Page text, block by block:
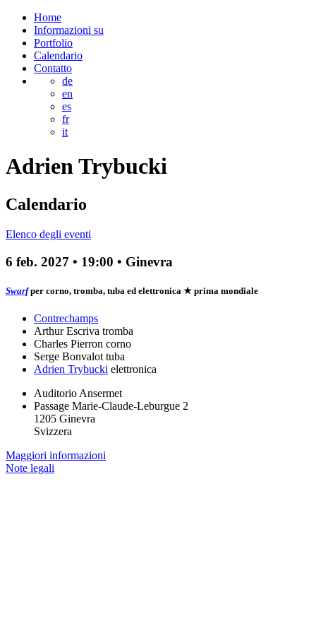
Home
Informazioni su
Portfolio
Calendario
Contatto
de
en
es
fr
it
AdrienTrybucki
Calendario
Elenco degli eventi
6 feb. 2027 • 19:00 • Ginevra
Swarf per corno, tromba, tuba ed elettronica ★ prima mondiale
Contrechamps
Arthur Escriva tromba
Charles Pierron corno
Serge Bonvalot tuba
Adrien Trybucki elettronica
Auditorio Ansermet
Passage Marie-Claude-Leburgue 2
1205 Ginevra
Svizzera
Maggiori informazioni
Note legali